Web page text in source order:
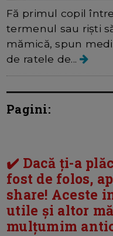
Fă primul copil
termenul sau riști
mămică, spun
de ratele de...
Pagini:
✔️ Dacă ți-a
fost de folos,
share! Aceste
utile și altor
mulțumim